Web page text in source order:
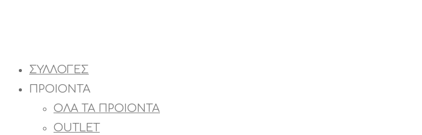
ΣΥΛΛΟΓΕΣ
ΠΡΟΙΟΝΤΑ
ΟΛΑ ΤΑ ΠΡΟΙΟΝΤΑ
OUTLET